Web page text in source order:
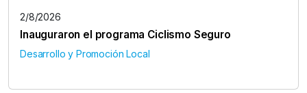
2/8/2026
Inauguraron el programa Ciclismo Seguro
Desarrollo y Promoción Local